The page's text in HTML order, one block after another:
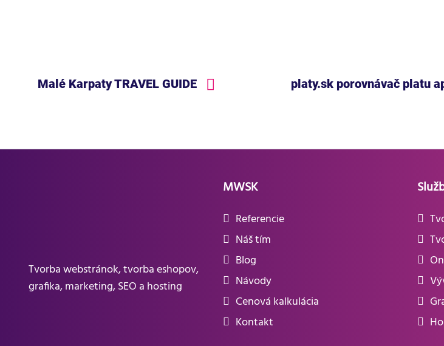
Malé Karpaty TRAVEL GUIDE platy.sk porovnávač platu
Tvorba webstránok, tvorba eshopov,
grafika, marketing, SEO a hosting
MWSK
Referencie
Náš tím
Blog
Návody
Cenová kalkulácia
Kontakt